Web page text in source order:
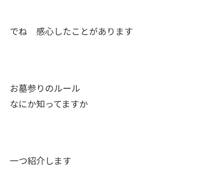
でね 感心したことがあります
お墓参りのルール
なにか知ってますか
一つ紹介します